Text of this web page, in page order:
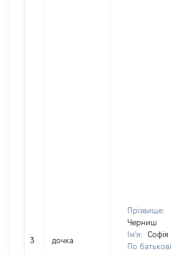
3 дочка
Прізвище:
Черниш
Ім'я:
Софія
По батькові